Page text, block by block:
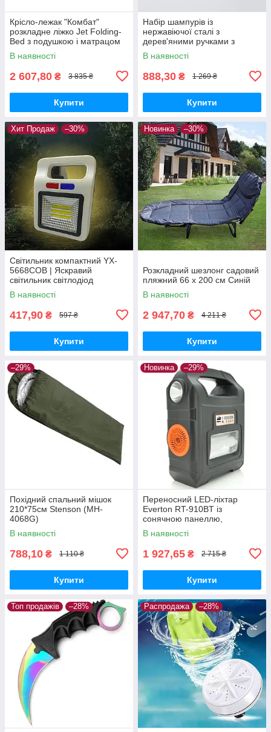
Крісло-лежак "Комбат"
розкладне ліжко Jet Folding-
Bed з подушкою і матрацом
180×60×30
В наявності
2 607,80 ₴ 3 835 ₴
Купити
Набір шампурів із
нержавіючої сталі з
дерев'яними ручками з
вилкою-ножем 6 шт.
В наявності
888,30 ₴ 1 269 ₴
Купити
Хит Продаж –30%
Світильник компактний YX-
5668COB | Яскравий
світильник світлодіод
В наявності
417,90 ₴ 597 ₴
Купити
Новинка –30%
Розкладний шезлонг садовий
пляжний 66 х 200 см Синій
В наявності
2 947,70 ₴ 4 211 ₴
Купити
–29%
Похідний спальний мішок
210*75см Stenson (MH-
4068G)
В наявності
788,10 ₴ 1 110 ₴
Купити
Новинка –29%
Переносний LED-ліхтар
Everton RT-910BT із
сонячною панеллю,
радіоприймачем і
вбудованим повербанком
В наявності
1 927,65 ₴ 2 715 ₴
Купити
Топ продажів –28% Распродажа –28%